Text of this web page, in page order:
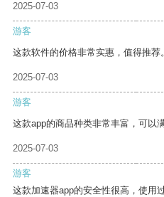
2025-07-03
游客
这款软件的价格非常实惠，值得推荐。
2025-07-03
游客
这款app的商品种类非常丰富，可以
2025-07-03
游客
这款加速器app的安全性很高，使用